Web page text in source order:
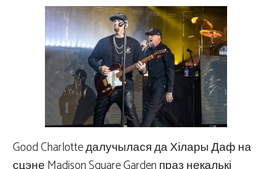
Good Charlotte далучылася да Хілары Даф на